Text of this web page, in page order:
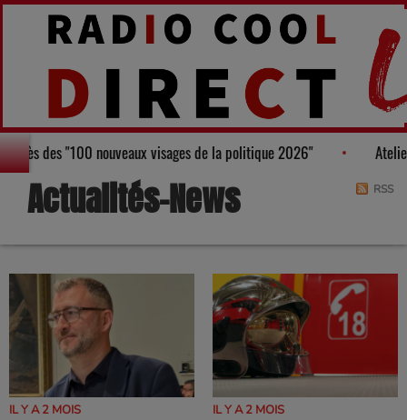
figure au Palmarès des "100 nouveaux visages de la politique 2026"
Actualités-News RSS
IL Y A 2 MOIS IL Y A 2 MOIS